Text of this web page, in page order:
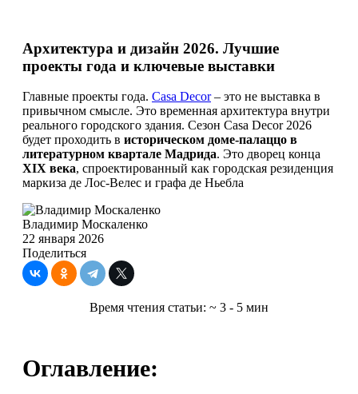
Архитектура и дизайн 2026. Лучшие
проекты года и ключевые выставки
Главные проекты года. Casa Decor– это не выставка в
привычном смысле. Это временная архитектура внутри
реального городского здания. Сезон Casa Decor 2026
будет проходить в историческом доме-палаццо в
литературном квартале Мадрида. Это дворец конца
XIX века, спроектированный как городская резиденция
маркиза де Лос-Велес и графа де Ньебла
Владимир Москаленко
22 января 2026
Поделиться
Время чтения статьи: ~ 3 - 5 мин
Оглавление: